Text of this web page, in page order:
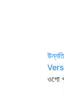
ওগো